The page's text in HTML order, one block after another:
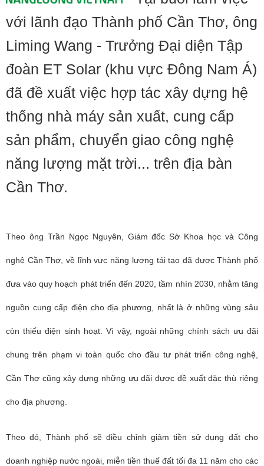
với lãnh đạo Thành phố Cần Thơ, ông
Liming Wang - Trưởng Đại diện Tập
đoàn ET Solar (khu vực Đông Nam Á)
đã đề xuất việc hợp tác xây dựng hệ
thống nhà máy sản xuất, cung cấp
sản phẩm, chuyển giao công nghệ
năng lượng mặt trời... trên địa bàn
Cần Thơ.
Theo ông Trần Ngọc Nguyên, Giám đốc Sở Khoa học và Công
nghệ Cần Thơ, về lĩnh vực năng lượng tái tạo đã được Thành phố
đưa vào quy hoạch phát triển đến 2020, tầm nhìn 2030, nhằm tăng
nguồn cung cấp điện cho địa phương, nhất là ở những vùng sâu
còn thiếu điện sinh hoạt. Vì vậy, ngoài những chính sách ưu đãi
chung trên phạm vi toàn quốc cho đầu tư phát triển công nghệ,
Cần Thơ cũng xây dựng những ưu đãi được đề xuất đặc thù riêng
cho địa phương.
Theo đó, Thành phố sẽ điều chỉnh giảm tiền sử dụng đất cho
doanh nghiệp nước ngoài, miễn tiền thuế đất tối đa 11 năm cho các